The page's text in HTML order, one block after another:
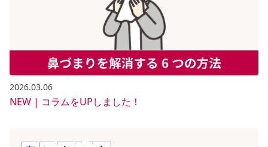
2026.03.06
NEW | コラムをUPしました！